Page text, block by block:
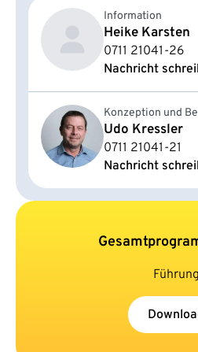
Information
Heike Karsten
0711 21041-26
Nachricht
Konzeption und
Udo Kressler
0711 21041-21
Nachricht
Führung